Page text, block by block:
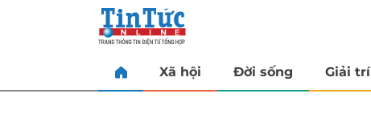
Xã hội Đời sống Giải trí